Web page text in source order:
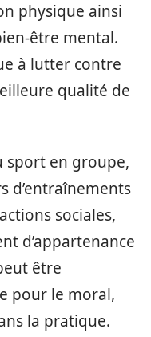
physique ainsi
être mental.
à lutter contre
qualité de
sport en groupe,
d’entraînements
sociales,
d’appartenance
être
pour le moral,
la pratique.